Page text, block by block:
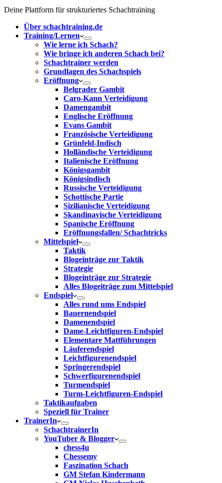
Deine Plattform für strukturiertes Schachtraining
Über schachtraining.de
Training/Lernen
Wie lerne ich Schach?
Wie bringe ich anderen Schach bei?
Schachtrainer werden
Grundlagen des Schachspiels
Eröffnung
Belgrader Gambit
Caro-Kann Verteidigung
Damengambit
Englische Eröffnung
Evans Gambit
Französische Verteidigung
Grünfeld-Indisch
Holländische Verteidigung
Italienische Eröffnung
Königsgambit
Königsindisch
Russische Verteidigung
Schottische Partie
Sizilianische Verteidigung
Skandinavische Verteidigung
Spanische Eröffnung
Eröffnungsfallen/ Schachtricks
Mittelspiel
Taktik
Blogeinträge zur Taktik
Strategie
Blogeinträge zur Strategie
Alles Blogeiträge zum Mittelspiel
Endspiel
Alles rund ums Endspiel
Bauernendspiel
Damenendspiel
Dame-Leichtfiguren-Endspiel
Elementare Mattführungen
Läuferendspiel
Leichtfigurenendspiel
Springerendspiel
Schwerfigurenendspiel
Turmendspiel
Turm-Leichtfiguren-Endspiel
Taktikaufgaben
Speziell für Trainer
TrainerIn
SchachtrainerIn
YouTuber & Blogger
chess4u
Chessemy
Faszination Schach
GM Stefan Kindermann